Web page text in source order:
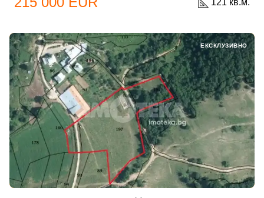
121 кв.м.
ЕКСКЛУЗИВНО